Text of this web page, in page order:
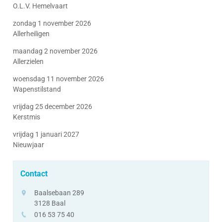
O.L.V. Hemelvaart
zondag 1 november 2026
Allerheiligen
maandag 2 november 2026
Allerzielen
woensdag 11 november 2026
Wapenstilstand
vrijdag 25 december 2026
Kerstmis
vrijdag 1 januari 2027
Nieuwjaar
Contact
adresBaalsebaan 289
3128 Baal
tel.
016 53 75 40